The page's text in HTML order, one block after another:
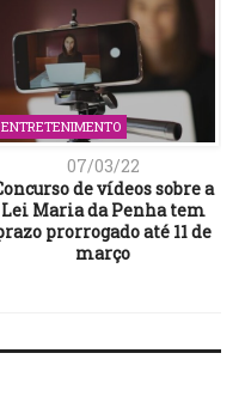
ENTRETENIMENTO
07/03/22
de vídeos sobre a
Lei Maria da Penha tem
prorrogado até 11 de
março